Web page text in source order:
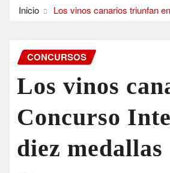
Inicio Los vinos canarios triunfan
CONCURSOS
Los vinos
Concurso
diez medallas